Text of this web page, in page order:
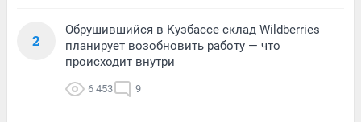
2
Обрушившийся в Кузбассе склад Wildberries
планирует возобновить работу — что
происходит внутри
6 453 9